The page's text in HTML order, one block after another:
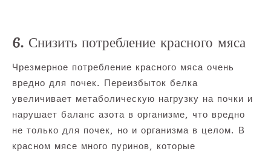
6. Снизить потребление красного мяса
Чрезмерное потребление красного мяса очень
вредно для почек. Переизбыток белка
увеличивает метаболическую нагрузку на почки и
нарушает баланс азота в организме, что вредно
не только для почек, но и организма в целом. В
красном мясе много пуринов, которые